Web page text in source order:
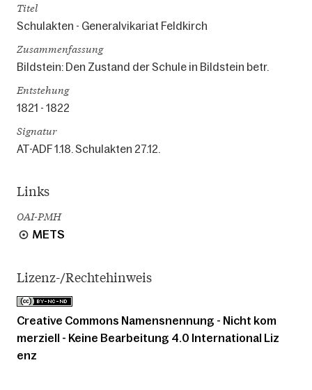
Titel
Schulakten - Generalvikariat Feldkirch
Zusammenfassung
Bildstein: Den Zustand der Schule in Bildstein betr.
Entstehung
1821 - 1822
Signatur
AT-ADF 1.18. Schulakten 27.12.
Links
OAI-PMH
METS
Lizenz-/Rechtehinweis
Creative Commons Namensnennung - Nicht kom
merziell - Keine Bearbeitung 4.0 International Liz
enz